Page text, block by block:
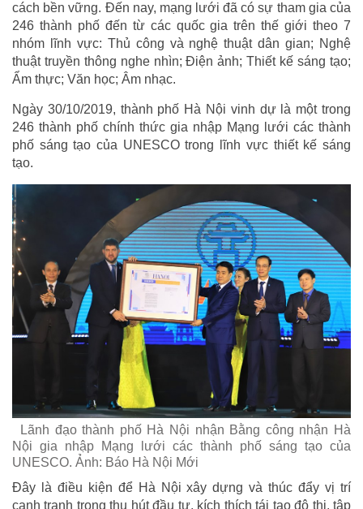
cách bền vững. Đến nay, mạng lưới đã có sự tham gia của
246 thành phố đến từ các quốc gia trên thế giới theo 7
nhóm lĩnh vực: Thủ công và nghệ thuật dân gian; Nghệ
thuật truyền thông nghe nhìn; Điện ảnh; Thiết kế sáng tạo;
Ẩm thực; Văn học; Âm nhạc.
Ngày 30/10/2019, thành phố Hà Nội vinh dự là một trong
246 thành phố chính thức gia nhập Mạng lưới các thành
phố sáng tạo của UNESCO trong lĩnh vực thiết kế sáng
tạo.
Lãnh đạo thành phố Hà Nội nhận Bằng công nhận Hà
Nội gia nhập Mạng lưới các thành phố sáng tạo của
UNESCO. Ảnh: Báo Hà Nội Mới
Đây là điều kiện để Hà Nội xây dựng và thúc đẩy vị trí
cạnh tranh trong thu hút đầu tư, kích thích tái tạo đô thị, tập